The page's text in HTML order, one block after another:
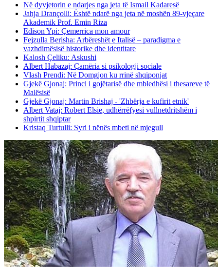
Në dyvjetorin e ndarjes nga jeta të Ismail Kadaresë
Jahja Drançolli: Është ndarë nga jeta në moshën 89-vjeçare
Akademik Prof. Emin Riza
Edison Ypi: Çemerrica mon amour
Fejzulla Berisha: Arbëreshët e Italisë – paradigma e
vazhdimësisë historike dhe identitare
Kalosh Çeliku: Askushi
Albert Habazaj: Çamëria si psikologji sociale
Vlash Prendi: Në Domgjon ku rrinë shqiponjat
Gjekë Gjonaj: Princi i gojëtarisë dhe mbledhësi i thesareve të
Malësisë
Gjekë Gjonaj: Martin Brishaj - 'Zhbërja e kufirit etnik'
Albert Vataj: Robert Elsie, udhërrëfyesi vullnetdritshëm i
shpirtit shqiptar
Kristaq Turtulli: Syri i nënës mbeti në mjegull